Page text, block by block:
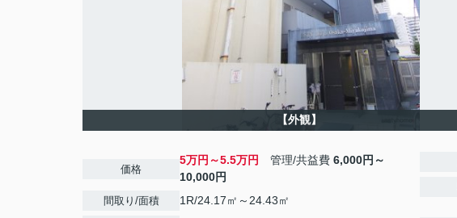
【外観】
価格
5万円～5.5万円 管理/共益費 6,000円～
10,000円
間取り/面積 1R/24.17㎡～24.43㎡